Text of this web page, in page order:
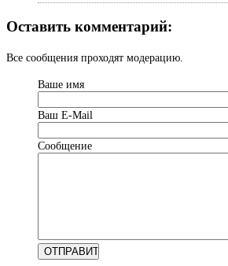
Оставить комментарий:
Все сообщения проходят модерацию.
Ваше имя
Ваш Е-Mail
Сообщение